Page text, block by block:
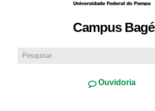
Campus Bagé
Ouvidoria